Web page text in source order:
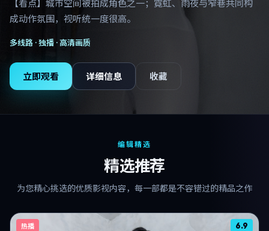
【看点】城市空间被拍成角色之一；霓虹、雨夜与窄巷共同构
成动作氛围，视听统一度很高。
多线路 ·独播 · 高清画质
立即观看 详细信息 收藏
编辑精选
精选推荐
为您精心挑选的优质影视内容，每一部都是不容错过的精品之作
热播 6.9